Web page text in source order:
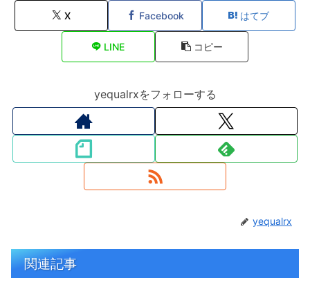
X Facebook はてブ
LINE コピー
yequalrxをフォローする
yequalrx
関連記事